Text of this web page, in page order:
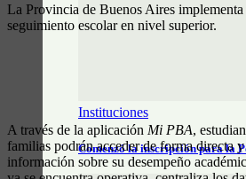
Instituciones
Comenzó la inscripción para la
La Provincia de Buenos Aires
seguimiento escolar en nivel superior.
A través de la aplicación Mi PBA,
familias podrán acceder de forma directa
información sobre su desempeño